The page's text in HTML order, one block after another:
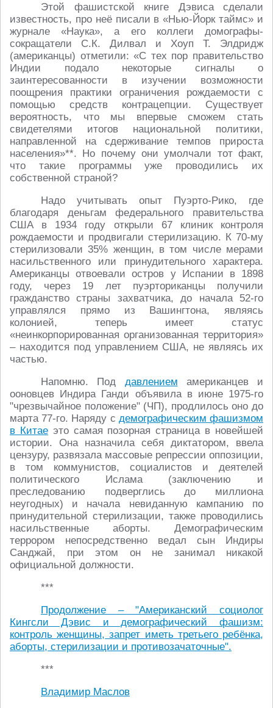
Этой фашистской книге Дэвиса сделали
известность, про неё писали в «Нью-Йорк таймс» и
журнале «Наука», а его коллеги домографы-
сокращатели С.К. Дилвал и Хоуп Т. Элдридж
(американцы) отметили: «С тех пор правительство
Индии подало некоторые сигналы о
заинтересованности в изучении возможности
поощрения практики ограничения рождаемости с
помощью средств контрацепции. Существует
вероятность, что мы впервые сможем стать
свидетелями итогов национальной политики,
направленной на сдерживание темпов прироста
населения»**. Но почему они умолчали тот факт,
что такие программы уже проводились их
собственной страной?
Надо учитывать опыт Пуэрто-Рико, где
благодаря деньгам федерального правительства
США в 1934 году открыли 67 клиник контроля
рождаемости и продвигали стерилизацию. К 70-му
стерилизовали 35% женщин, в том числе мерами
насильственного или принудительного характера.
Американцы отвоевали остров у Испании в 1898
году, через 19 лет пуэрториканцы получили
гражданство страны захватчика, до начала 52-го
управлялся прямо из Вашингтона, являясь
колонией, теперь имеет статус
«неинкорпорированная организованная территория»
– находится под управлением США, не являясь их
частью.
Напомню. Под давлением американцев и
ооновцев Индира Ганди объявила в июне 1975-го
"чрезвычайное положение" (ЧП), продлилось оно до
марта 77-го. Наряду с демографическим фашизмом
в Китаеэто самая позорная страница в новейшей
истории. Она назначила себя диктатором, ввела
цензуру, развязала массовые репрессии оппозиции,
в том коммунистов, социалистов и деятелей
политического Ислама (заключению и
преследованию подверглись до миллиона
неугодных) и начала невиданную кампанию по
принудительной стерилизации, также проводились
насильственные аборты. Демографическим
террором непосредственно ведал сын Индиры
Санджай, при этом он не занимал никакой
официальной должности.
***
Продолжение – "Американский социолог
Кингсли Дэвис и демографический фашизм:
контроль женщины, запрет иметь третьего ребёнка,
аборты, стерилизации и противозачаточные".
***
Владимир Маслов